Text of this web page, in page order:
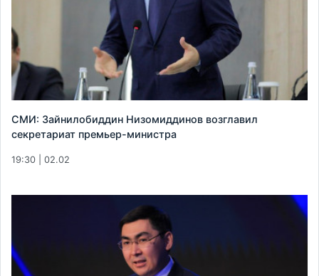
СМИ: Зайнилобиддин Низомиддинов возглавил
секретариат премьер-министра
19:30 | 02.02